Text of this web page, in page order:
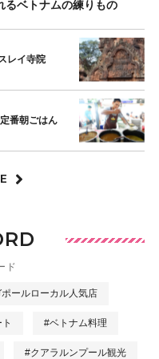
るベトナムの練りもの
レイ寺院
番朝ごはん
ド
ールローカル人気店
#ベトナム料理
#クアラルンプール観光